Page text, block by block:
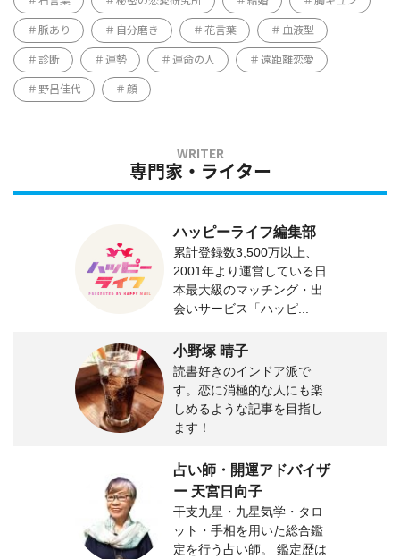
脈あり 自分磨き 花言葉 血液型
診断 運勢 運命の人 遠距離恋愛
野呂佳代 顔
専門家・ライター
ハッピーライフ編集部
累計登録数3,500万以上、
2001年より運営している日
本最大級のマッチング・出
会いサービス「ハッピ...
小野塚 晴子
読書好きのインドア派で
す。恋に消極的な人にも楽
しめるような記事を目指し
ます！
占い師・開運アドバイザ
ー 天宮日向子
干支九星・九星気学・タロ
ット・手相を用いた総合鑑
定を行う占い師。 鑑定歴は